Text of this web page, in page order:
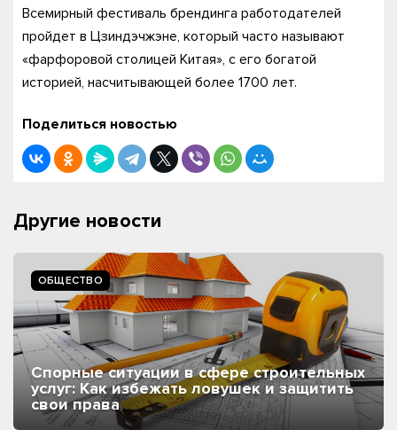
Всемирный фестиваль брендинга работодателей
пройдет в Цзиндэчжэне, который часто называют
«фарфоровой столицей Китая», с его богатой
историей, насчитывающей более 1700 лет.
Поделиться новостью
Другие новости
ОБЩЕСТВО
Спорные ситуации в сфере строительных
услуг: Как избежать ловушек и защитить
свои права